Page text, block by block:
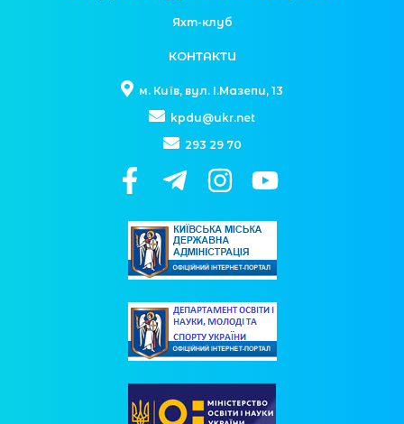
Яхт-клуб
КОНТАКТИ
м. Київ, вул. І.Мазепи, 13
kpdu@ukr.net
293 29 70